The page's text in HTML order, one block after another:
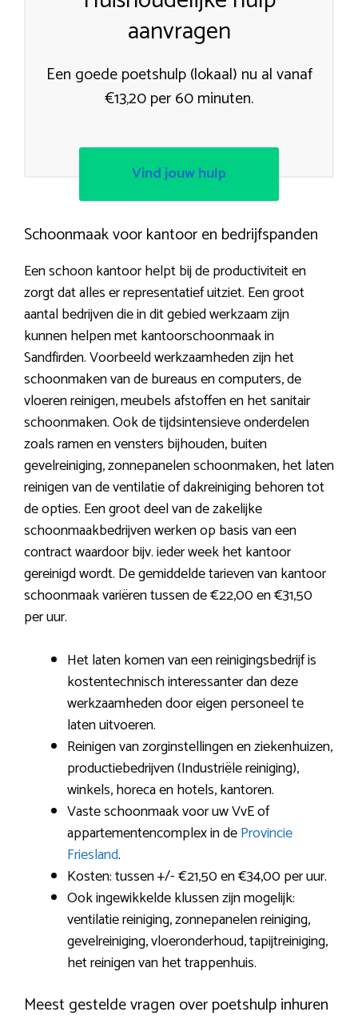
aanvragen
Een goede poetshulp (lokaal) nu al vanaf
€13,20 per 60 minuten.
Vind jouw hulp
Schoonmaak voor kantoor en bedrijfspanden
Een schoon kantoor helpt bij de productiviteit en
zorgt dat alles er representatief uitziet. Een groot
aantal bedrijven die in dit gebied werkzaam zijn
kunnen helpen met kantoorschoonmaak in
Sandfirden. Voorbeeld werkzaamheden zijn het
schoonmaken van de bureaus en computers, de
vloeren reinigen, meubels afstoffen en het sanitair
schoonmaken. Ook de tijdsintensieve onderdelen
zoals ramen en vensters bijhouden, buiten
gevelreiniging, zonnepanelen schoonmaken, het laten
reinigen van de ventilatie of dakreiniging behoren tot
de opties. Een groot deel van de zakelijke
schoonmaakbedrijven werken op basis van een
contract waardoor bijv. ieder week het kantoor
gereinigd wordt. De gemiddelde tarieven van kantoor
schoonmaak variëren tussen de €22,00 en €31,50
per uur.
Het laten komen van een reinigingsbedrijf is
kostentechnisch interessanter dan deze
werkzaamheden door eigen personeel te
laten uitvoeren.
Reinigen van zorginstellingen en ziekenhuizen,
productiebedrijven (Industriële reiniging),
winkels, horeca en hotels, kantoren.
Vaste schoonmaak voor uw VvE of
appartementencomplex in deProvincie
Friesland.
Kosten: tussen +/- €21,50 en €34,00 per uur.
Ook ingewikkelde klussen zijn mogelijk:
ventilatie reiniging, zonnepanelen reiniging,
gevelreiniging, vloeronderhoud, tapijtreiniging,
het reinigen van het trappenhuis.
Meest gestelde vragen over poetshulp inhuren